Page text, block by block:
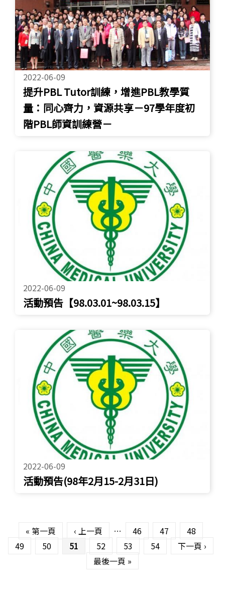
2022-06-09
提升PBL Tutor訓練，增進PBL教學質
量：同心齊力，資源共享－97學年度初
階PBL師資訓練營－
2022-06-09
活動預告【98.03.01~98.03.15】
2022-06-09
活動預告(98年2月15-2月31日)
« 第一頁 ‹ 上一頁 … 46 47
48
49
50 51 52 53 54
下一頁 ›
最後一頁 »